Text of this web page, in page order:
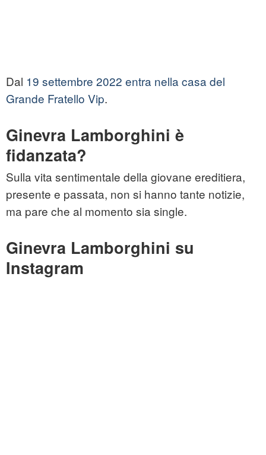
Dal 19 settembre 2022 entra nella casa del
Grande Fratello Vip.
Ginevra Lamborghini è
fidanzata?
Sulla vita sentimentale della giovane ereditiera,
presente e passata, non si hanno tante notizie,
ma pare che al momento sia single.
Ginevra Lamborghini su
Instagram